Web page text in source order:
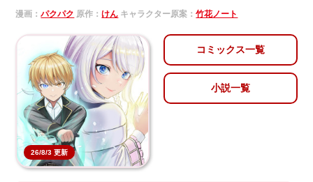
漫画：パクパク 原作：けん キャラクター原案：竹花ノート
26/8/3 更新
コミックス一覧
小説一覧